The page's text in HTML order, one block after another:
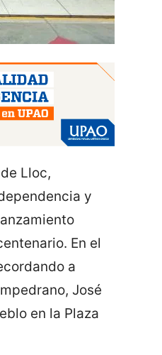
Lloc,
y
En el
a
José
en la Plaza